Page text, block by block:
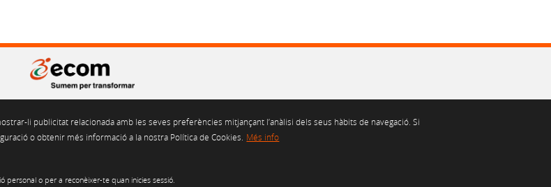
li publicitat relacionada amb les seves preferències mitjançant l’anàlisi dels seus hàbits de navegació. Si
o obtenir més informació a la nostra Política de Cookies. Més info
o per a reconèixer-te quan inicies sessió.
451 55 50 Fax. 93 451 69 04ecom@ecom.cat
Segell de Garantia LOPD-LSSICE